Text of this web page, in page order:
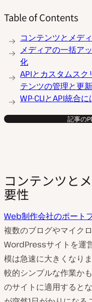
Table of Contents
コンテンツとメデ
メディアの一括ア
化
APIとカスタムス
テンツの管理と更新
WP-CLIとAPI統合
記事の
コンテンツと
要性
Web制作会社のポート
複数のブログやマイク
WordPressサイトを運
模は急速に大きくなり
較的シンプルな作業か
のサイトに適用すると